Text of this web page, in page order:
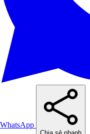
WhatsApp